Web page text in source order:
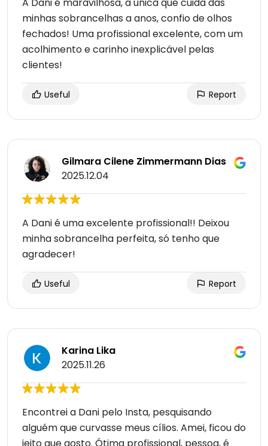
A Dani é maravilhosa, a única que cuida das
minhas sobrancelhas a anos, confio de olhos
fechados! Uma profissional excelente, com um
acolhimento e carinho inexplicável pelas
clientes!
Useful Report
Gilmara Cilene Zimmermann Dias
2025.12.04
A Dani é uma excelente profissional!! Deixou
minha sobrancelha perfeita, só tenho que
agradecer!
Useful Report
Karina Lika
2025.11.26
Encontrei a Dani pelo Insta, pesquisando
alguém que curvasse meus cílios. Amei, ficou do